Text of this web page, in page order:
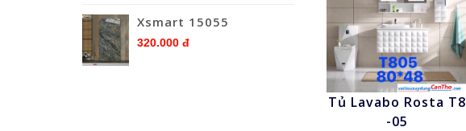
Xsmart 15055
320.000 đ
Nhấn để xem
Tủ Lavabo Rosta T8
-05